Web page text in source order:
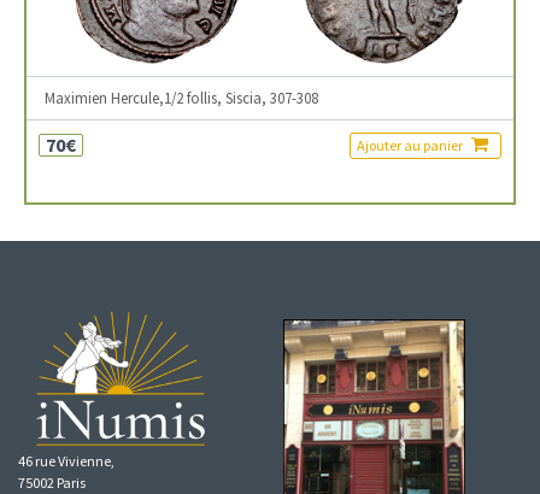
Maximien Hercule,1/2 follis, Siscia, 307-308
70€ Ajouter au panier
46 rue Vivienne,
75002 Paris